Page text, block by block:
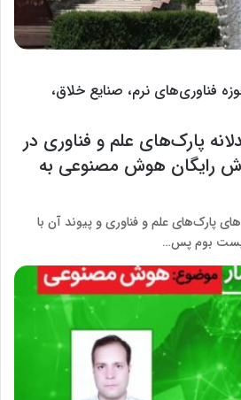
فناوری‌های نرم، صنایع خلاق،
پارک‌های علم و فناوری در
آموزش رایگان هوش مصنوعی به
پارک‌های علم و فناوری و پیوند آن با
زیست بوم پس…